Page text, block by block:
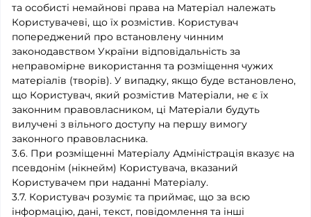
та особисті немайнові права на Матеріал належать
Користувачеві, що їх розмістив. Користувач
попереджений про встановлену чинним
законодавством України відповідальність за
неправомірне використання та розміщення чужих
матеріалів (творів). У випадку, якщо буде встановлено,
що Користувач, який розмістив Матеріали, не є їх
законним правовласником, ці Матеріали будуть
вилучені з вільного доступу на першу вимогу
законного правовласника.
3.6. При розміщенні Матеріалу Адміністрація вказує на
псевдонім (нікнейм) Користувача, вказаний
Користувачем при наданні Матеріалу.
3.7. Користувач розуміє та приймає, що за всю
інформацію, дані, текст, повідомлення та інші